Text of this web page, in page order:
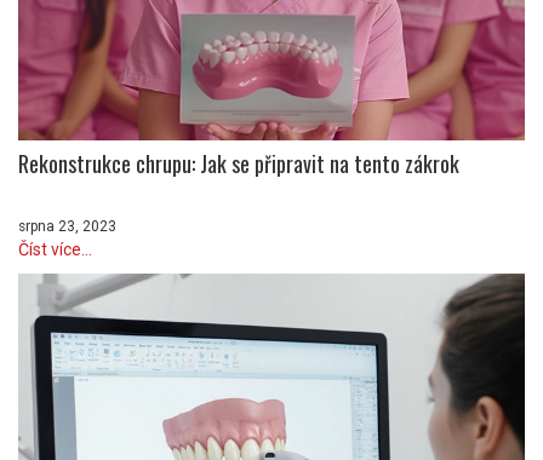
Rekonstrukce chrupu: Jak se připravit na tento zákrok
srpna 23, 2023
Číst více...